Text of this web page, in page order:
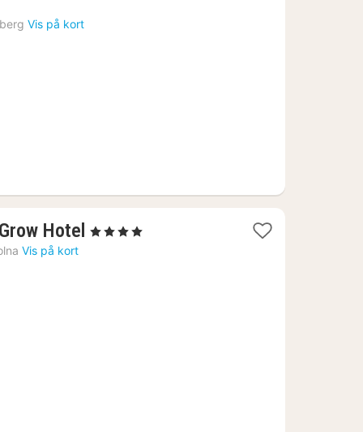
Vis på kort
Hotel 1
, 4 Stjerner
Vis på kort